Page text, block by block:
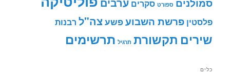
ספורט סקרים
פלסטין פרשת השבועפשעצה"ל רבנות
שירים תקשורת תרגיל תרשימים
כלים